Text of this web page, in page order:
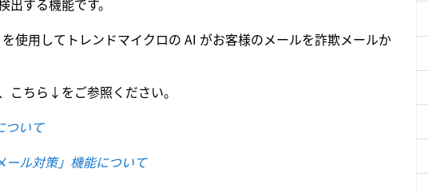
する機能です。
使用してトレンドマイクロの AI がお客様のメールを詐欺メールか
こちら↓をご参照ください。
ついて
ール対策」機能について